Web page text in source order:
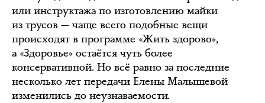
или инструктажа по изготовлению майки
из трусов — чаще всего подобные вещи
происходят в программе «Жить здорово»,
а «Здоровье» остаётся чуть более
консервативной. Но всё равно за последние
несколько лет передачи Елены Малышевой
изменились до неузнаваемости.